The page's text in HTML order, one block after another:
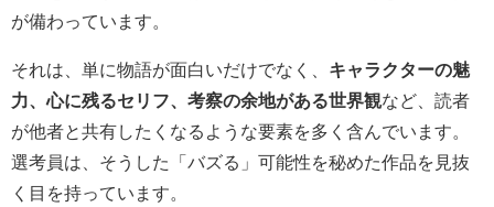
が備わっています。
それは、単に物語が面白いだけでなく、 キャラクターの魅
力、心に残るセリフ、考察の余地がある世界観など、読者
が他者と共有したくなるような要素を多く含んでいます。
選考員は、そうした「バズる」可能性を秘めた作品を見抜
く目を持っています。